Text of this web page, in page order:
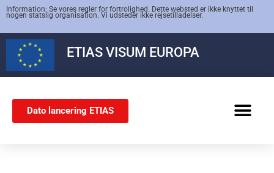
Information: Se vores regler for fortrolighed. Dette websted er ikke knyttet til
nogen statslig organisation. Vi udsteder ikke rejsetilladelser.
ETIASVISUM EUROPA
Dato lancering ETIAS